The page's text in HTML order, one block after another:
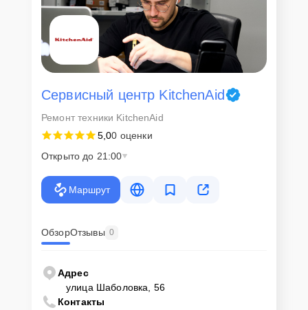
Сервисный центр KitchenAid
Ремонт техники KitchenAid
5,00 оценки
Открыто до 21:00
Маршрут
ОбзорОтзывы 0
Адрес
улица Шаболовка, 56
Контакты